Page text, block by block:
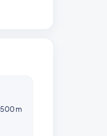
500 m